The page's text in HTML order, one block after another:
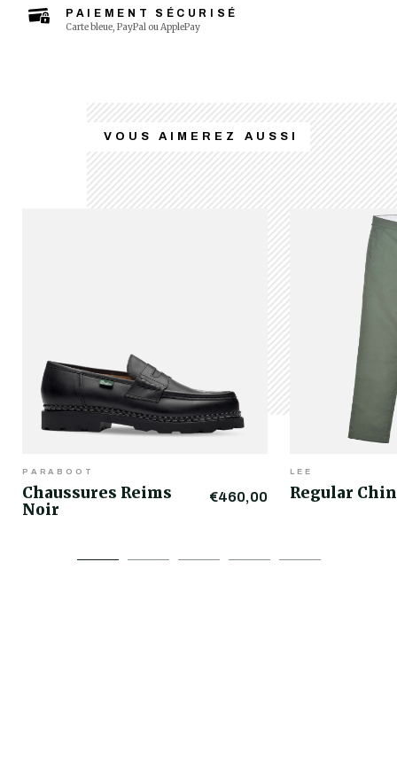
PAIEMENT SÉCURISÉ
Carte bleue, PayPal ou ApplePay
VOUS AIMEREZ AUSSI
PARABOOT
Chaussures Reims
Noir
€460,00
LEE
Regular